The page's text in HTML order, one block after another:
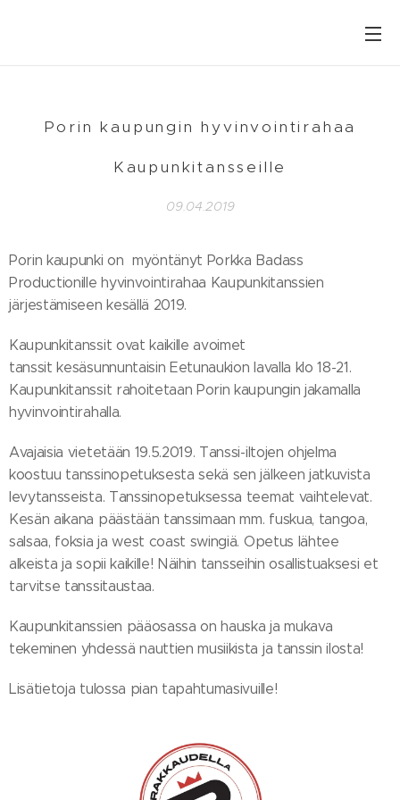
Porin kaupungin hyvinvointirahaa
Kaupunkitansseille
09.04.2019
Porin kaupunki on myöntänyt Porkka Badass
Productionille hyvinvointirahaa Kaupunkitanssien
järjestämiseen kesällä 2019.
Kaupunkitanssit ovat kaikille avoimet
tanssit kesäsunnuntaisin Eetunaukion lavalla klo 18-21.
Kaupunkitanssit rahoitetaan Porin kaupungin jakamalla
hyvinvointirahalla.
Avajaisia vietetään 19.5.2019. Tanssi-iltojen ohjelma
koostuu tanssinopetuksesta sekä sen jälkeen jatkuvista
levytansseista. Tanssinopetuksessa teemat vaihtelevat.
Kesän aikana päästään tanssimaan mm. fuskua, tangoa,
salsaa, foksia ja west coast swingiä. Opetus lähtee
alkeista ja sopii kaikille! Näihin tansseihin osallistuaksesi et
tarvitse tanssitaustaa.
Kaupunkitanssien pääosassa on hauska ja mukava
tekeminen yhdessä nauttien musiikista ja tanssin ilosta!
Lisätietoja tulossa pian tapahtumasivuille!